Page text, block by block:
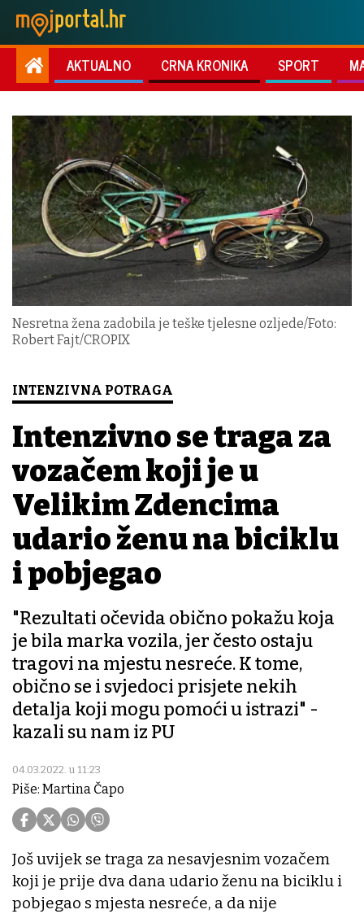
AKTUALNO CRNA KRONIKA SPORT
Nesretna žena zadobila je teške tjelesne ozljede/Foto:
Robert Fajt/CROPIX
INTENZIVNA POTRAGA
Intenzivno se traga za
vozačem koji je u
Velikim Zdencima
udario ženu na biciklu
i pobjegao
"Rezultati očevida obično pokažu koja
je bila marka vozila, jer često ostaju
tragovi na mjestu nesreće. K tome,
obično se i svjedoci prisjete nekih
detalja koji mogu pomoći u istrazi" -
kazali su nam iz PU
04.03.2022. u 11:23
Piše: Martina Čapo
Još uvijek se traga za nesavjesnim vozačem
koji je prije dva dana udario ženu na biciklu i
pobjegao s mjesta nesreće, a da nije